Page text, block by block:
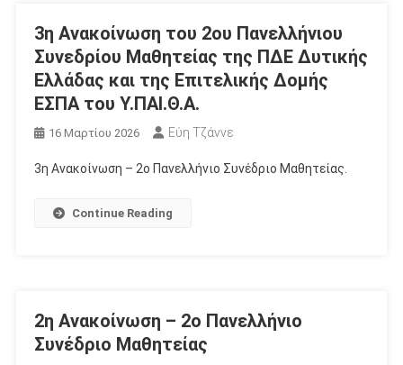
3η Ανακοίνωση του 2ου Πανελλήνιου
Συνεδρίου Μαθητείας της ΠΔΕ Δυτικής
Ελλάδας και της Επιτελικής Δομής
ΕΣΠΑ του Υ.ΠΑΙ.Θ.Α.
16 Μαρτίου 2026 Εύη Τζάννε
3η Ανακοίνωση – 2ο Πανελλήνιο Συνέδριο Μαθητείας.
Continue Reading
2η Ανακοίνωση – 2ο Πανελλήνιο
Συνέδριο Μαθητείας